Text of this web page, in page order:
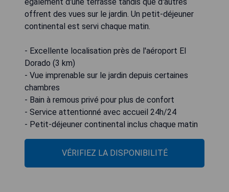
offrent des vues sur le jardin. Un petit-déjeuner
continental est servi chaque matin.
- Excellente localisation près de l'aéroport El
Dorado (3 km)
- Vue imprenable sur le jardin depuis certaines
chambres
- Bain à remous privé pour plus de confort
- Service attentionné avec accueil 24h/24
- Petit-déjeuner continental inclus chaque matin
VÉRIFIEZ LA DISPONIBILITÉ